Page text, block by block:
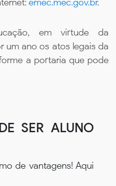
em virtude da
um ano os atos legais da
a portaria que pode
SER ALUNO
de vantagens! Aqui